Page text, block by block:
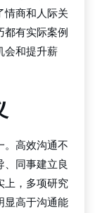
情商和人际关
都有实际案例
会和提升薪
。高效沟通不
、同事建立良
上，多项研究
显高于沟通能